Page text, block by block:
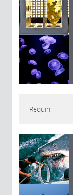
Requin